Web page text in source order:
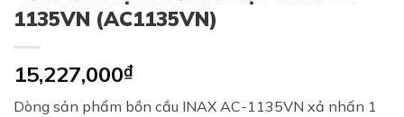
1135VN (AC1135VN)
15,227,000₫
Dòng sản phẩm bồn cầu INAX AC-1135VN xả nhấn 1